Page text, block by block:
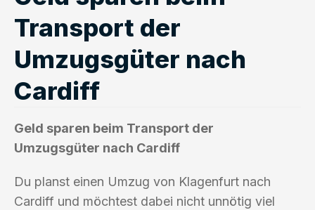
Transport der
Umzugsgüter nach
Cardiff
Geld sparen beim Transport der
Umzugsgüter nach Cardiff
Du planst einen Umzug von Klagenfurt nach
Cardiff und möchtest dabei nicht unnötig viel